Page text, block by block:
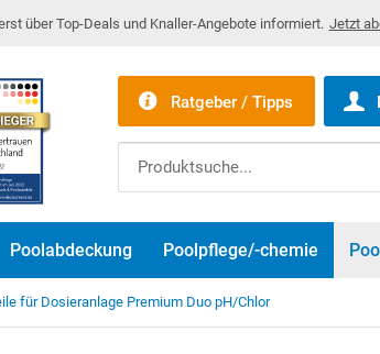
über Top-Deals und Knaller-Angebote informiert. Jetzt
Ratgeber / Tipps
Poolabdeckung Poolpflege/-chemie
für Dosieranlage Premium Duo pH/Chlor